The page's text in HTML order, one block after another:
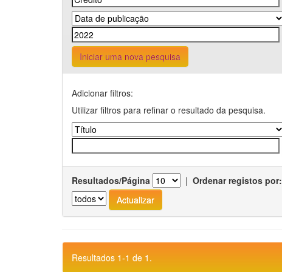
Iniciar uma nova pesquisa
Adicionar filtros:
Utilizar filtros para refinar o resultado da pesquisa.
Resultados/Página | Ordenar registos por:
Resultados 1-1 de 1.